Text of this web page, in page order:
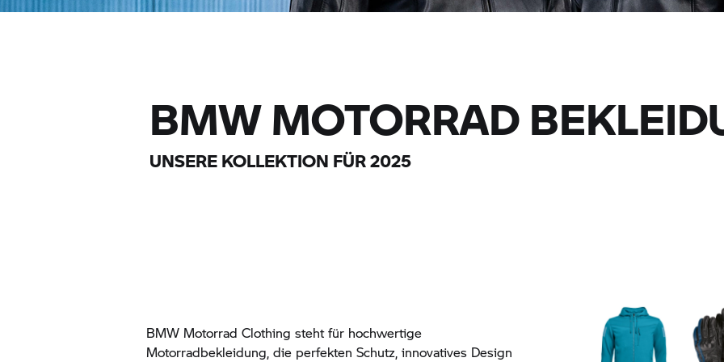
BMW MOTORRAD
UNSERE KOLLEKTION FÜR 2025
BMW Motorrad Clothing steht für hochwertige
Motorradbekleidung, die perfekten Schutz, innovatives Design